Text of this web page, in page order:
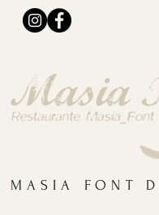
MASIA FONT